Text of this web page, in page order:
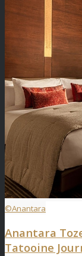
©Anantara
Anantara
Tatooine